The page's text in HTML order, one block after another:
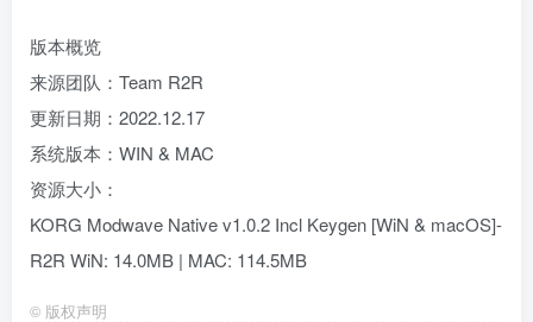
版本概览
来源团队：Team R2R
更新日期：2022.12.17
系统版本：WIN & MAC
资源大小：
KORG Modwave Native v1.0.2 Incl Keygen [WiN & macOS]-
R2R WiN: 14.0MB | MAC: 114.5MB
© 版权声明